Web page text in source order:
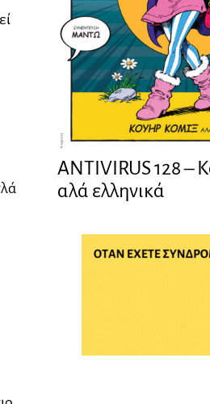
ANTIVIRUS 128 –
αλά ελληνικά